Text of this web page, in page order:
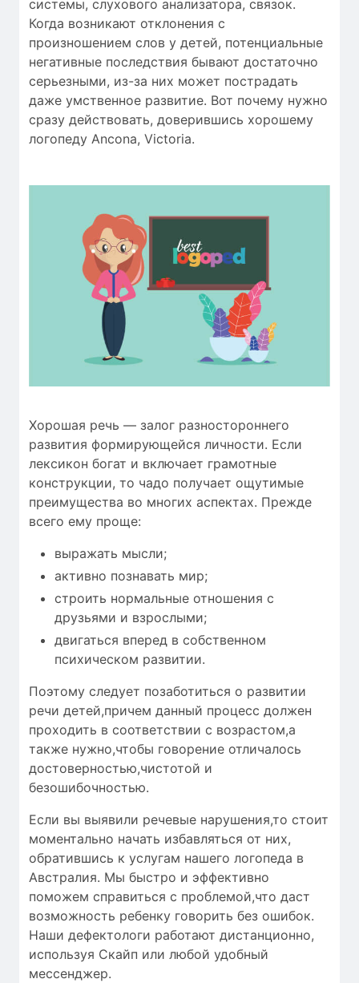
системы, слухового анализатора, связок.
Когда возникают отклонения c
произношением слов у детей, потенциальные
негативные последствия бывают достаточно
серьезными, из-за них может пострадать
даже умственное развитие. Вот почему нужно
сразу действовать, доверившись хорошему
логопеду Ancona, Victoria.
Хорошая речь — залог разностороннего
развития формирующейся личности. Если
лексикон богат и включает грамотные
конструкции, то чадо получает ощутимые
преимущества во многих аспектах. Прежде
всего ему проще:
выражать мысли;
активно познавать мир;
строить нормальные отношения с
друзьями и взрослыми;
двигаться вперед в собственном
психическом развитии.
Поэтому следует позаботиться о развитии
речи детей,причем данный процесс должен
проходить в соответствии с возрастом,а
также нужно,чтобы говорение отличалось
достоверностью,чистотой и
безошибочностью.
Если вы выявили речевые нарушения,то стоит
моментально начать избавляться от них,
обратившись к услугам нашего логопеда в
Австралия. Мы быстро и эффективно
поможем справиться с проблемой,что даст
возможность ребенку говорить без ошибок.
Наши дефектологи работают дистанционно,
используя Скайп или любой удобный
мессенджер.